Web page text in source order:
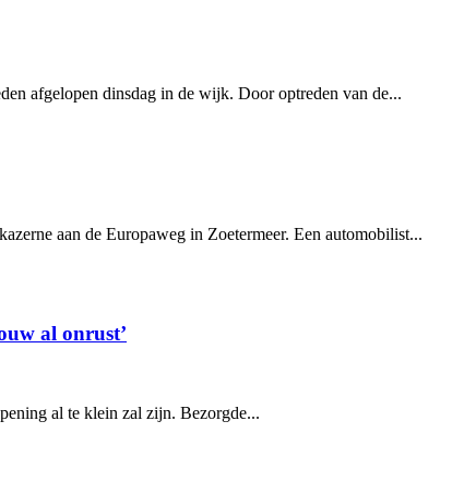
afgelopen dinsdag in de wijk. Door optreden van de...
aan de Europaweg in Zoetermeer. Een automobilist...
al onrust’
al te klein zal zijn. Bezorgde...